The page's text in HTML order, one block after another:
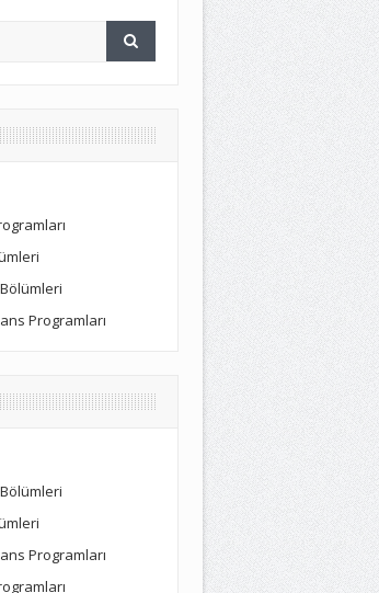
Programları
Programları